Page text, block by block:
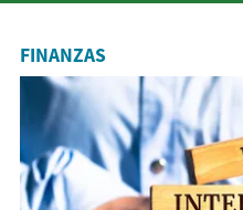
FINANZAS